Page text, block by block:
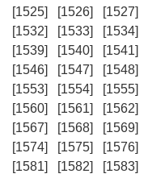
[1525]
[1526] [1527]
[1532]
[1533] [1534]
[1539]
[1540] [1541]
[1546]
[1547] [1548]
[1553]
[1554] [1555]
[1560]
[1561] [1562]
[1567]
[1568] [1569]
[1574]
[1575] [1576]
[1581]
[1582] [1583]